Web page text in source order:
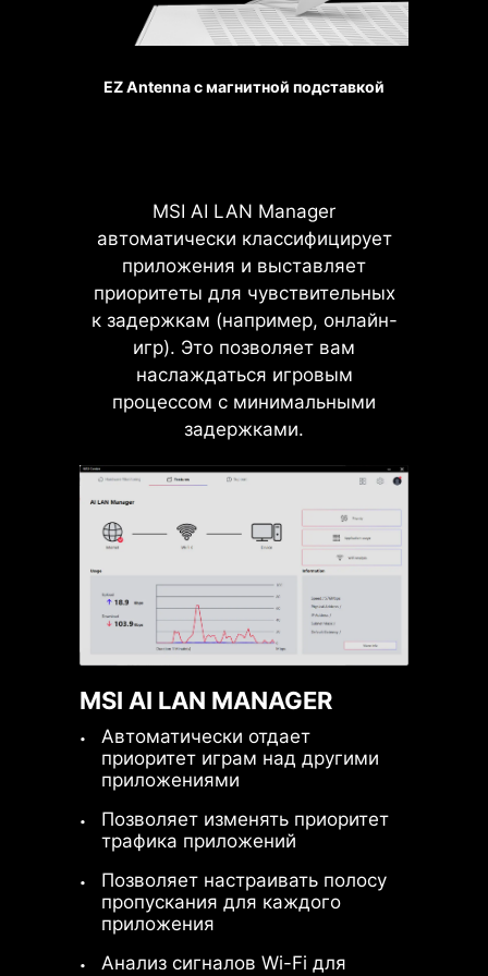
EZ Antenna с магнитной подставкой
MSI AI LAN Manager
автоматически классифицирует
приложения и выставляет
приоритеты для чувствительных
к задержкам (например, онлайн-
игр). Это позволяет вам
наслаждаться игровым
процессом с минимальными
задержками.
MSI AI LAN MANAGER
Автоматически отдает
приоритет играм над другими
приложениями
Позволяет изменять приоритет
трафика приложений
Позволяет настраивать полосу
пропускания для каждого
приложения
Анализ сигналов Wi-Fi для
конструкция
слотов
обеспечивает
защиту от
ФРОНТАЛЬНЫЙ ПОРТ
USB TYPE-C
Материнские платы MSI
поддерживают фронтальный порт
USB Type-C для подключения
новейших устройств. Соберите
систему в корпусе MSI для
максимального удобства и
совместимости